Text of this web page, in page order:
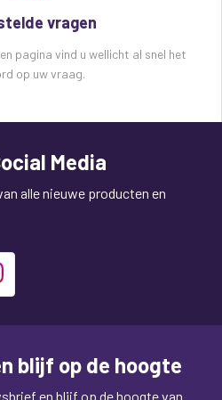
vragen
pagina vind u wellicht al snel het
op uw vraag.
Media
alle nieuwe producten en
blijf op de hoogte
en blijf op de hoogte van